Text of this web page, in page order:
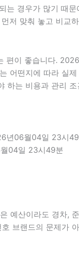
경우가 많기 때
저 맞춰 놓고 비
편이 좋습니다.
어떤지에 따라 실
는 비용과 관리
년06월04일 23시
04일 23시49분
산이라도 경차,
브랜드의 문제가